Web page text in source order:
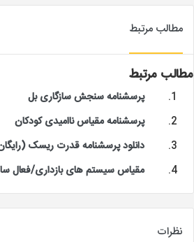
مطالب مرتبط
مطالب مرتبط
پرسشنامه سنجش سازگاری بل
پرسشنامه مقیاس ناامیدی کودکان
دانلود پرسشنامه قدرت ریسک
مقیاس سیستم های بازداری/فعال
نظرات